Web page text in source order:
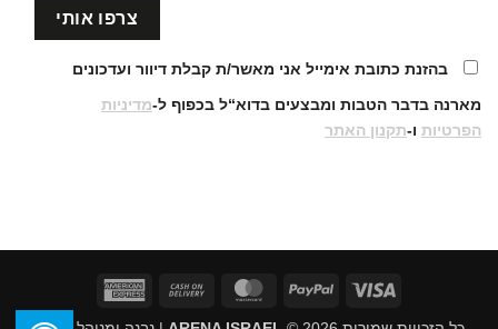
בהזנת כתובת אימייל אני מאשר/ת קבלת דיוור ועדכונים
מארנה בדבר הטבות ומבצעים בדוא“ל בכפוף ל-מדיניות
הפרטיות ו-תקנון האתר
Visa
PayPal
MasterCard
Cash
Express